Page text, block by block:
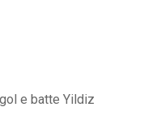
e batte Yildiz